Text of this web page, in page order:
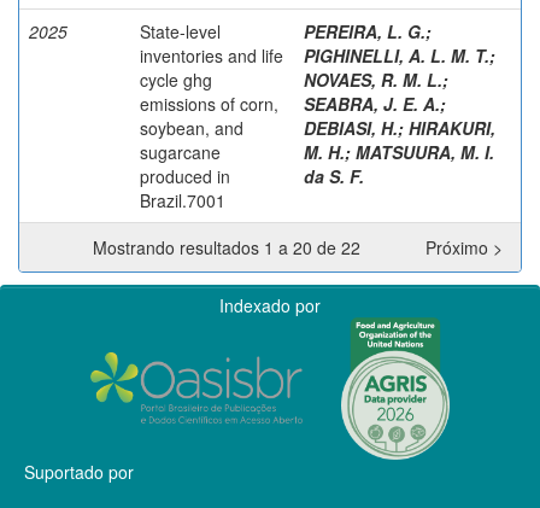
2025
State-level
inventories and life
cycle ghg
emissions of corn,
soybean, and
sugarcane
produced in
Brazil.7001
PEREIRA, L. G.;
PIGHINELLI, A. L. M. T.;
NOVAES, R. M. L.;
SEABRA, J. E. A.;
DEBIASI, H.; HIRAKURI,
M. H.; MATSUURA, M. I.
da S. F.
Mostrando resultados 1 a 20 de 22 Próximo >
Indexado por
Suportado por